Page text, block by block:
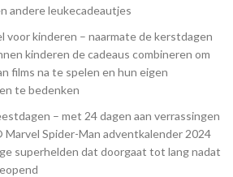
andere leukecadeautjes
voor kinderen – naarmate de kerstdagen
kinderen de cadeaus combineren om
films na te spelen en hun eigen
te bedenken
– met 24 dagen aan verrassingen
Spider-Man adventkalender 2024
superhelden dat doorgaat tot lang nadat